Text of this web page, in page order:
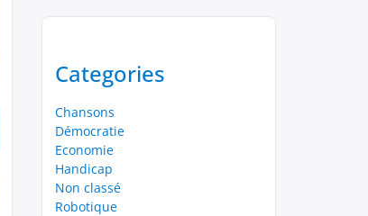
Categories
Chansons
Démocratie
Economie
Handicap
Non classé
Robotique